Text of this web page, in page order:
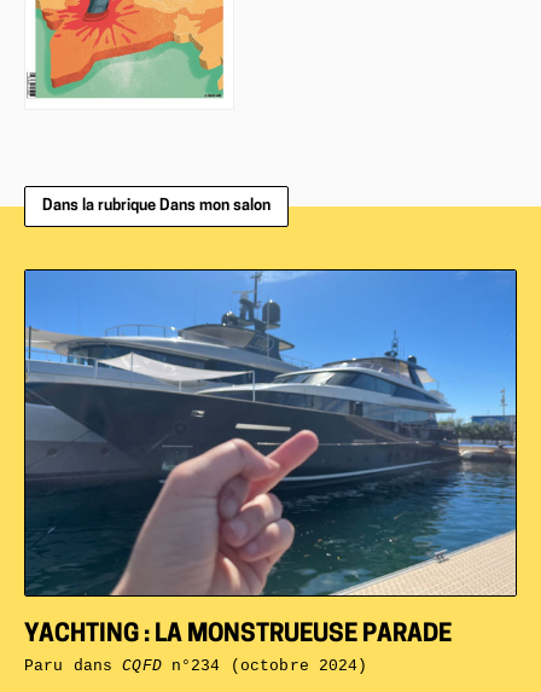
Dans la rubrique Dans mon salon
YACHTING : LA MONSTRUEUSE PARADE
Paru dansCQFDn°234 (octobre 2024)